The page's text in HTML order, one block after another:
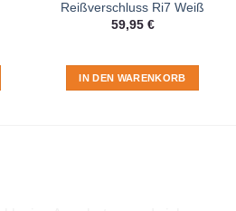
Reißverschluss Ri7 Weiß
59,95 €
IN DEN WARENKORB